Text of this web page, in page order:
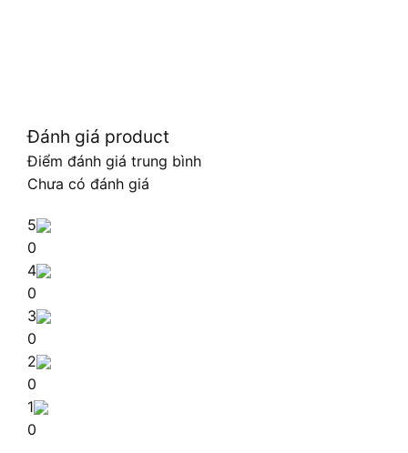
Đánh giá product
Điểm đánh giá trung bình
Chưa có đánh giá
5
0
4
0
3
0
2
0
1
0